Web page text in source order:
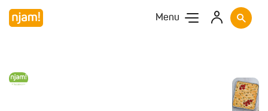
Menu